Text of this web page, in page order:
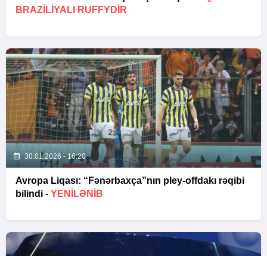
BRAZILIYALI RUFFYDIR
30.01.2026 - 16:20
Avropa Liqası: “Fənərbaxça”nın pley-offdakı rəqibi
bilindi - YENİLƏNİB